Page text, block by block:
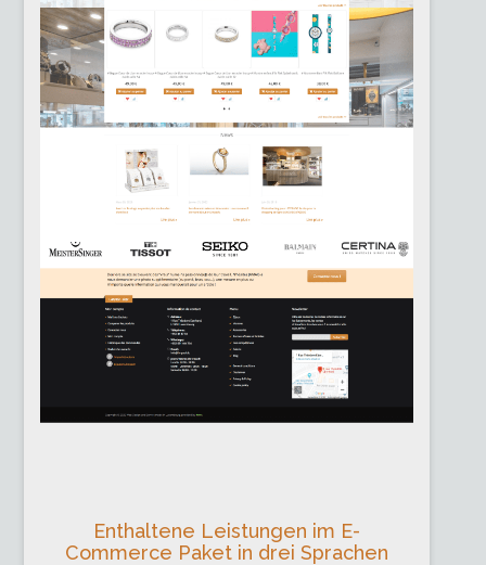
Enthaltene Leistungen im E-
Commerce Paket in drei Sprachen